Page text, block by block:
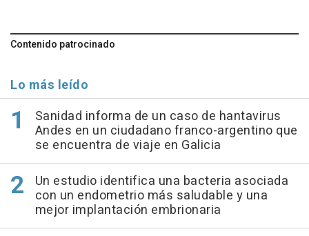
Contenido patrocinado
Lo más leído
Sanidad informa de un caso de hantavirus
Andes en un ciudadano franco-argentino que
se encuentra de viaje en Galicia
Un estudio identifica una bacteria asociada
con un endometrio más saludable y una
mejor implantación embrionaria